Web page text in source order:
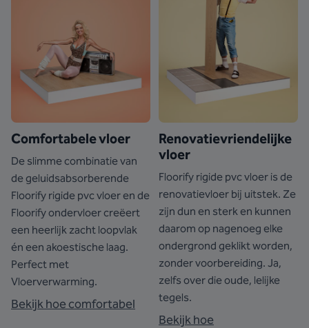
Comfortabele vloer
De slimme combinatie van
de geluidsabsorberende
Floorify rigide pvc vloer en de
Floorify ondervloer creëert
een heerlijk zacht loopvlak
én een akoestische laag.
Perfect met
Vloerverwarming.
Bekijk hoe comfortabel
Renovatievriendelijke
vloer
Floorify rigide pvc vloer is de
renovatievloer bij uitstek. Ze
zijn dun en sterk en kunnen
daarom op nagenoeg elke
ondergrond geklikt worden,
zonder voorbereiding. Ja,
zelfs over die oude, lelijke
tegels.
Bekijk hoe